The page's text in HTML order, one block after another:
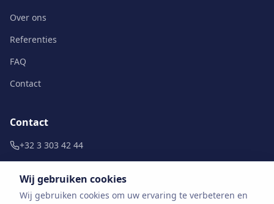
Over ons
Referenties
FAQ
Contact
Contact
+32 3 303 42 44
Doornpark 38 b10
9120 Beveren-Kruibeke-Zwijndrecht
Wij gebruiken cookies
Wij gebruiken cookies om uw ervaring te verbeteren en